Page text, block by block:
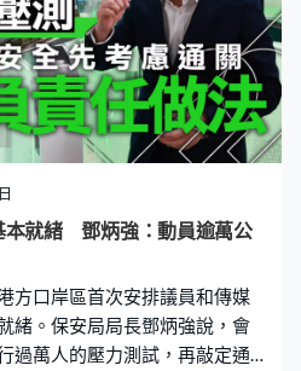
或試圖爬越防波堤時被壓死，
。路透社引述非法入境者稱，
定離開。 西班牙最高法院早前
海上攔截的非法移民回摩洛
的主要原因。首相桑切斯譴責
侵犯西班牙領土完整，將和摩
切斯亦緊急到訪休達，被當地
控邊境不力。 事件亦動搖了歐
意大利宣布暫停和西班牙免邊
署多四倍警力
本就緒 鄧炳強：動員逾萬公
方口岸區首次安排議員和傳媒
緒。保安局局長鄧炳強說，會
過萬人的壓力測試，再敲定通